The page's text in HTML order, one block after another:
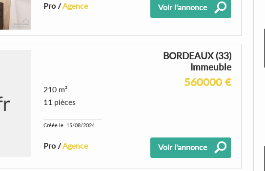
Pro /Agence Voir l'annonce
BORDEAUX (33)
Immeuble
560000 €
210 m²
11 pièces
Créée le: 15/08/2024
Pro /Agence Voir l'annonce